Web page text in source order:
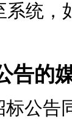
系统，
告的
标公告